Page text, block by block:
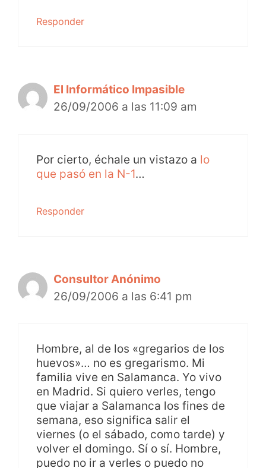
Responder
El Informático Impasible
26/09/2006 a las 11:09 am
Por cierto, échale un vistazo a lo
que pasó en la N-1…
Responder
Consultor Anónimo
26/09/2006 a las 6:41 pm
Hombre, al de los «gregarios de los
huevos»… no es gregarismo. Mi
familia vive en Salamanca. Yo vivo
en Madrid. Si quiero verles, tengo
que viajar a Salamanca los fines de
semana, eso significa salir el
viernes (o el sábado, como tarde) y
volver el domingo. Sí o sí. Hombre,
puedo no ir a verles o puedo no